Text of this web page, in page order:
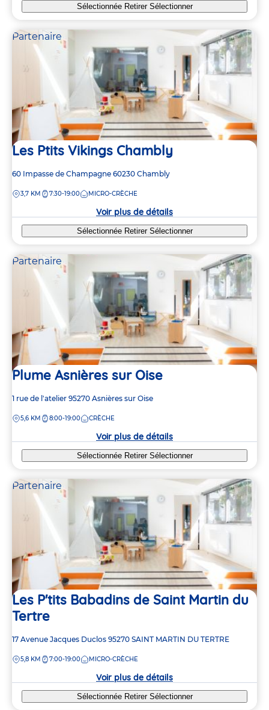
Sélectionnée Retirer Sélectionner
Partenaire
Les Ptits Vikings Chambly
Adresse
la
60 Impasse de Champagne 60230 Chambly
DISTANCE
3,7 KM 7:30-19:00 MICRO-CRÈCHE
Voir plus de détails
Sélectionnée Retirer Sélectionner
Partenaire
Plume Asnières sur Oise
Adresse
la
1 rue de l'atelier 95270 Asnières sur Oise
DISTANCE
5,6 KM 8:00-19:00 CRÈCHE
Voir plus de détails
Sélectionnée Retirer Sélectionner
Partenaire
Les P'tits Babadins de Saint Martin du
Tertre
Adresse
la
17 Avenue Jacques Duclos 95270 SAINT MARTIN DU TERTRE
DISTANCE
5,8 KM 7:00-19:00 MICRO-CRÈCHE
Voir plus de détails
Sélectionnée Retirer Sélectionner